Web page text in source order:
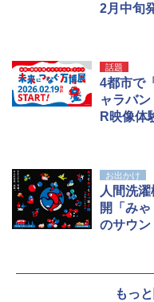
2月中旬
話題
4都市で
ャラバ
R映像体
ング模
お出かけ
人間洗
開「み
のサウン
もっ